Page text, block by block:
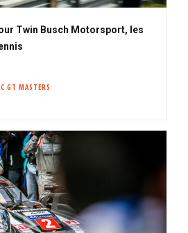
Twin Busch Motorsport, les
GT MASTERS